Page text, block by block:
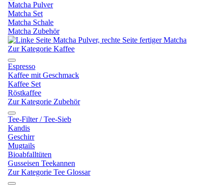
Matcha Pulver
Matcha Set
Matcha Schale
Matcha Zubehör
Zur Kategorie Kaffee
Espresso
Kaffee mit Geschmack
Kaffee Set
Röstkaffee
Zur Kategorie Zubehör
Tee-Filter / Tee-Sieb
Kandis
Geschirr
Mugtails
Bioabfalltüten
Gusseisen Teekannen
Zur Kategorie Tee Glossar